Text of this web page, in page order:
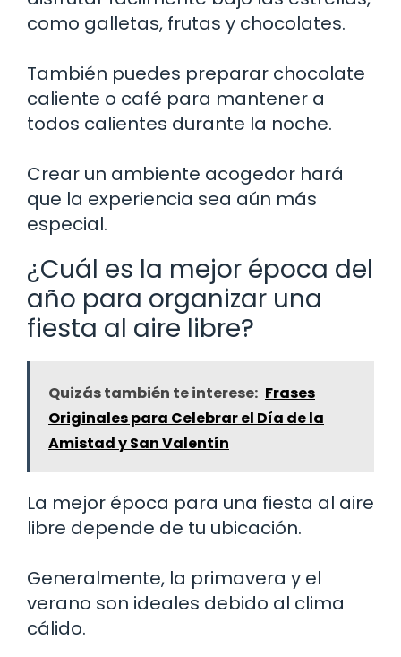
como galletas, frutas y chocolates.
También puedes preparar chocolate
caliente o café para mantener a
todos calientes durante la noche.
Crear un ambiente acogedor hará
que la experiencia sea aún más
especial.
¿Cuál es la mejor época del
año para organizar una
fiesta al aire libre?
Quizás también te interese: Frases
Originales para Celebrar el Día de la
Amistad y San Valentín
La mejor época para una fiesta al aire
libre depende de tu ubicación.
Generalmente, la primavera y el
verano son ideales debido al clima
cálido.